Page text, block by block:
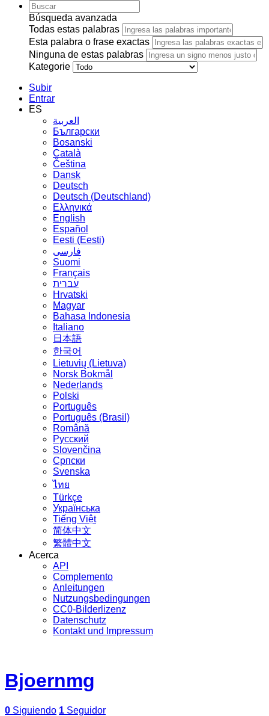
Búsqueda avanzada
Todas estas palabras
Esta palabra o frase exactas
Ninguna de estas palabras
Kategorie
Subir
Entrar
ES
العربية
Български
Bosanski
Сatalà
Čeština
Dansk
Deutsch
Deutsch (Deutschland)
Ελληνικά
English
Español
Eesti (Eesti)
فارسی
Suomi
Français
עברית
Hrvatski
Magyar
Bahasa Indonesia
Italiano
日本語
한국어
Lietuvių (Lietuva)
‪Norsk Bokmål‬
Nederlands
Polski
Português
Português (Brasil)
Română
Русский
Slovenčina
Српски
Svenska
ไทย
Türkçe
Українська
Tiếng Việt
简体中文
繁體中文
Acerca
API
Complemento
Anleitungen
Nutzungsbedingungen
CC0-Bilderlizenz
Datenschutz
Kontakt und Impressum
Bjoernmg
0 Siguiendo 1 Seguidor